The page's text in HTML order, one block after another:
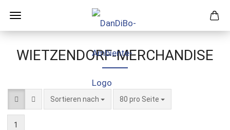
WIETZENDORF-MERCHANDISE
Sortieren nach
Sortieren nach 80 pro Seite
pro Seite
1